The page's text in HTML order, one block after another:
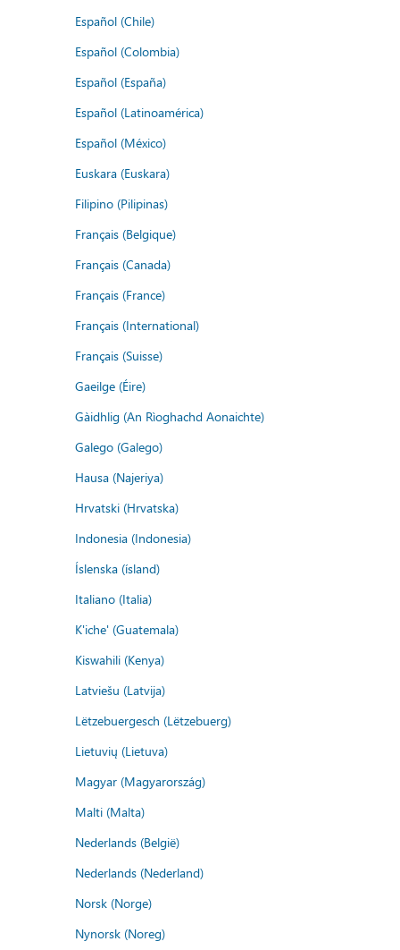
Español (Chile)
Español (Colombia)
Español (España)
Español (Latinoamérica)
Español (México)
Euskara (Euskara)
Filipino (Pilipinas)
Français (Belgique)
Français (Canada)
Français (France)
Français (International)
Français (Suisse)
Gaeilge (Éire)
Gàidhlig (An Rìoghachd Aonaichte)
Galego (Galego)
Hausa (Najeriya)
Hrvatski (Hrvatska)
Indonesia (Indonesia)
Íslenska (ísland)
Italiano (Italia)
K'iche' (Guatemala)
Kiswahili (Kenya)
Latviešu (Latvija)
Lëtzebuergesch (Lëtzebuerg)
Lietuvių (Lietuva)
Magyar (Magyarország)
Malti (Malta)
Nederlands (België)
Nederlands (Nederland)
Norsk (Norge)
Nynorsk (Noreg)